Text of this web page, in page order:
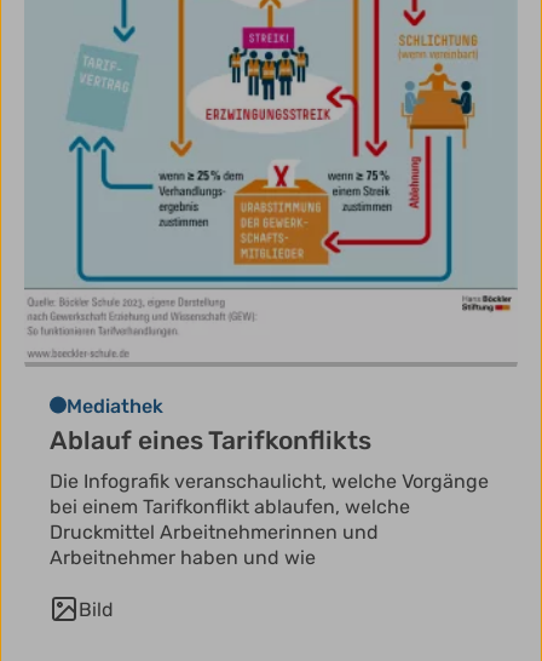
Mediathek
Ablauf eines Tarifkonflikts
Die Infografik veranschaulicht, welche Vorgänge
bei einem Tarifkonflikt ablaufen, welche
Druckmittel Arbeitnehmerinnen und
Arbeitnehmer haben und wie
Bild